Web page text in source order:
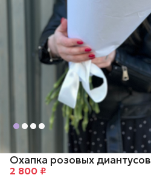
Охапка розовых диантусов
2 800 ₽